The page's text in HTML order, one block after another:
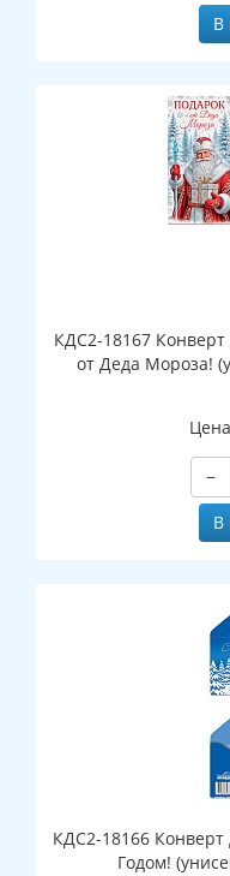
В
КДС2-18167 Конверт
от Деда Мороза!
−
В
КДС2-18166
Годом!